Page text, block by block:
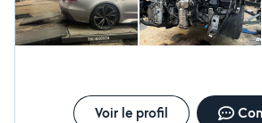
Voir le profil